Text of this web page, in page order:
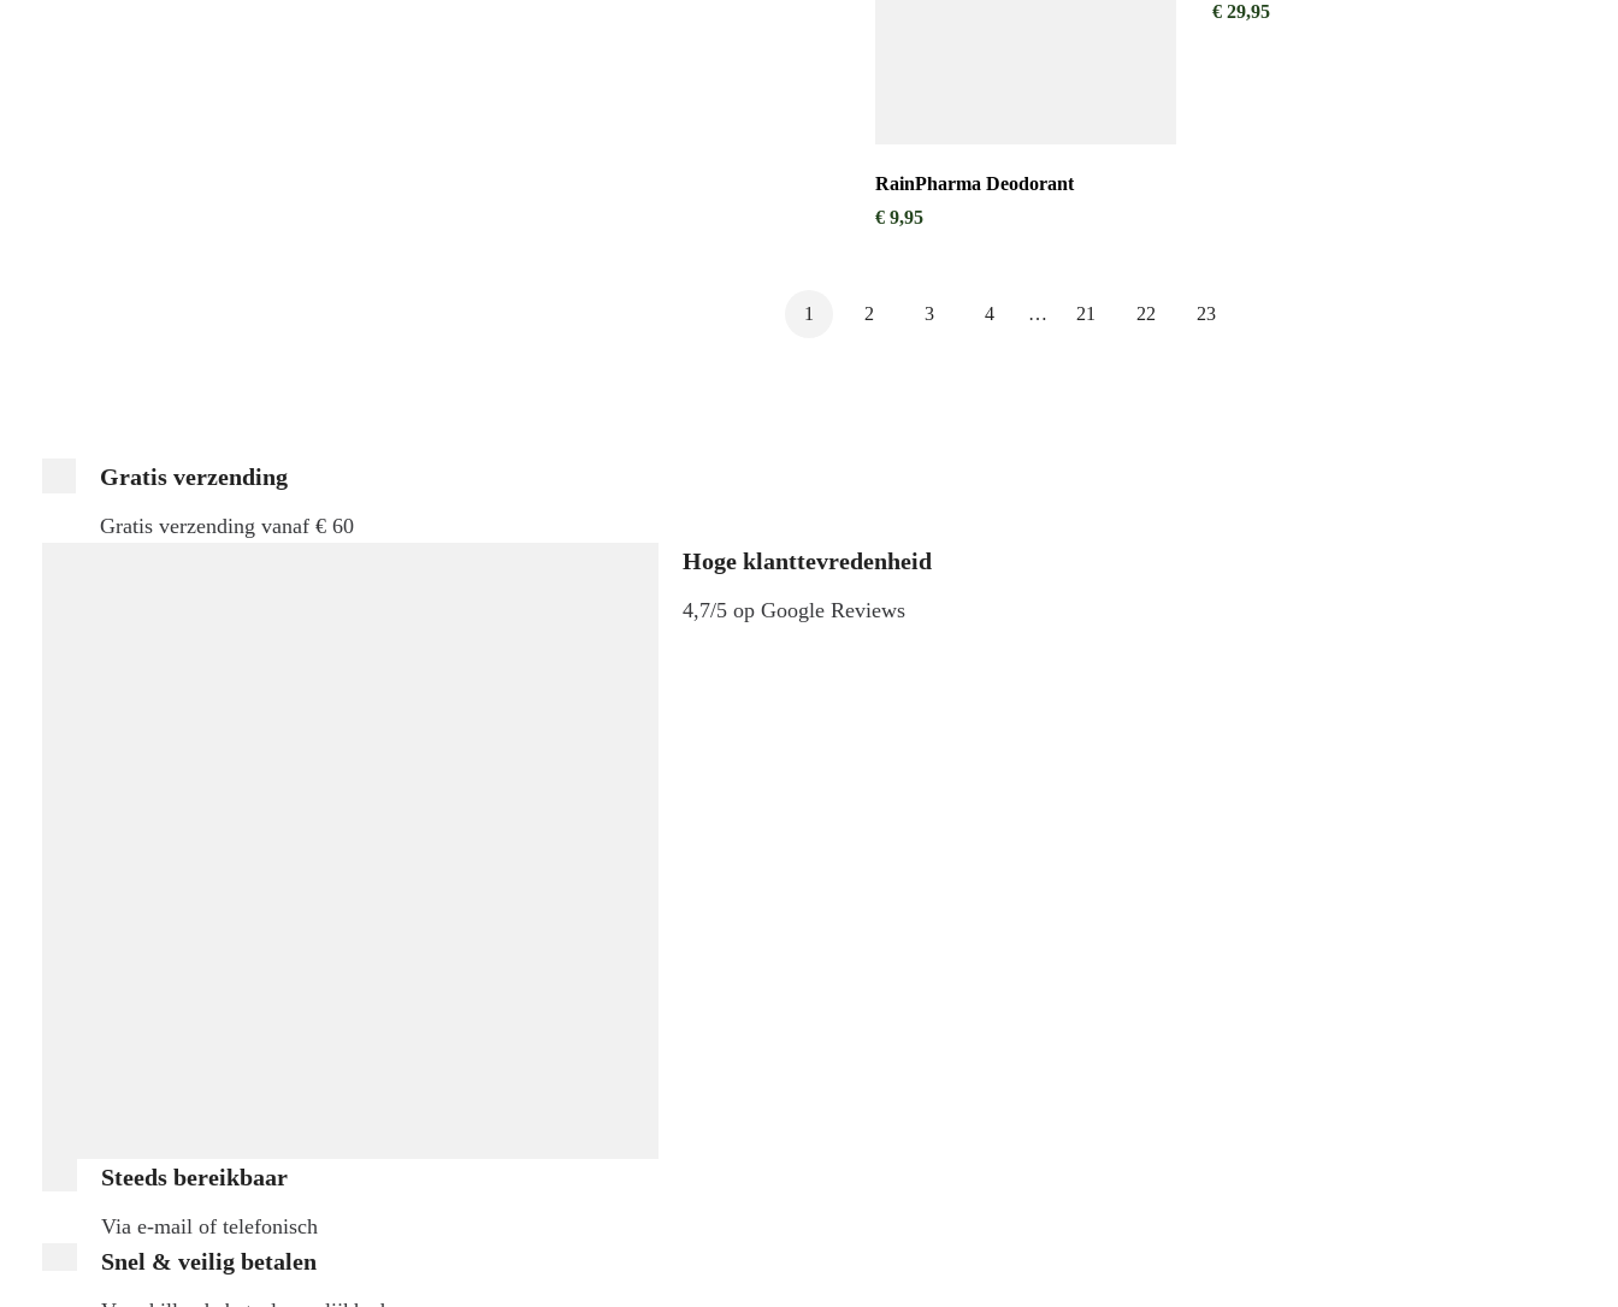
RainPharma Deodorant
€ 9,95
€ 29,95
1 2 3 4 … 21 22 23
Gratis verzending
Gratis verzending vanaf € 60
Hoge klanttevredenheid
4,7/5 op Google Reviews
Steeds bereikbaar
Via e-mail of telefonisch
Snel & veilig betalen